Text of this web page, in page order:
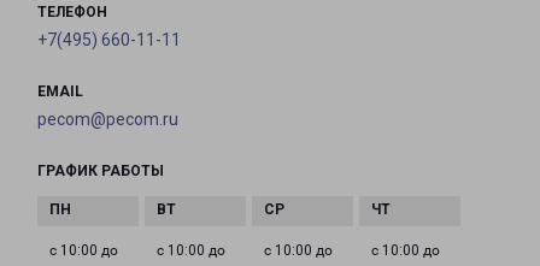
ТЕЛЕФОН
+7(495) 660-11-11
EMAIL
pecom@pecom.ru
ГРАФИК РАБОТЫ
с 10:00 до
с 10:00 до
с 10:00 до
с 10:00 до